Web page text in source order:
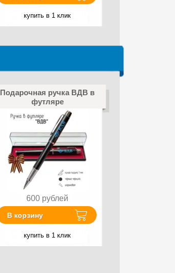
купить в 1 клик
Подарочная ручка ВДВ в
футляре
600 рублей
В корзину
купить в 1 клик